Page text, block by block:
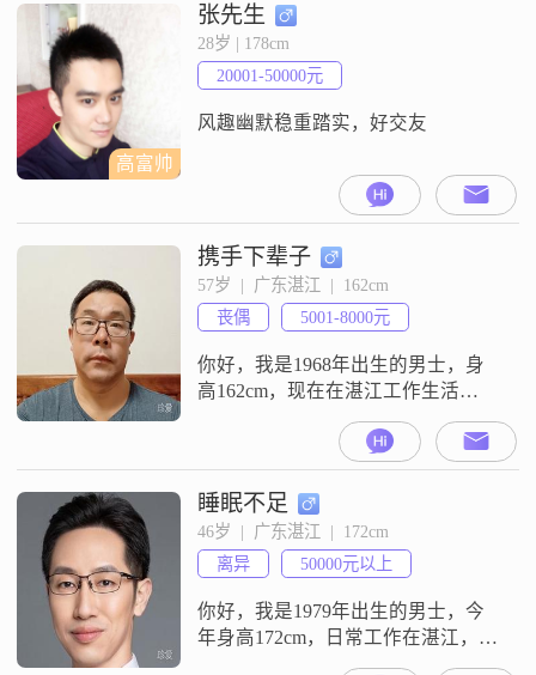
高富帅
张先生
28岁 | 178cm
20001-50000元
风趣幽默稳重踏实，好交友
携手下辈子
57岁  |  广东湛江  |  162cm
丧偶
5001-8000元
你好，我是1968年出生的男士，身
高162cm，现在在湛江工作生活
##3002##学历是高中及以下，月收
入在5001到8000元之间##3002##我
的性格比较稳重可靠，平时做事很
有责任感，大家也都说我成熟稳重
##3002##我这个人随和，容易相
处，待人真诚可靠##3002##平时生
活里我比较注重健康养生，会留意
这方面
睡眠不足
46岁  |  广东湛江  |  172cm
离异
50000元以上
你好，我是1979年出生的男士，今
年身高172cm，日常工作在湛江，周
末在广州家里，月收入2-4万，学历